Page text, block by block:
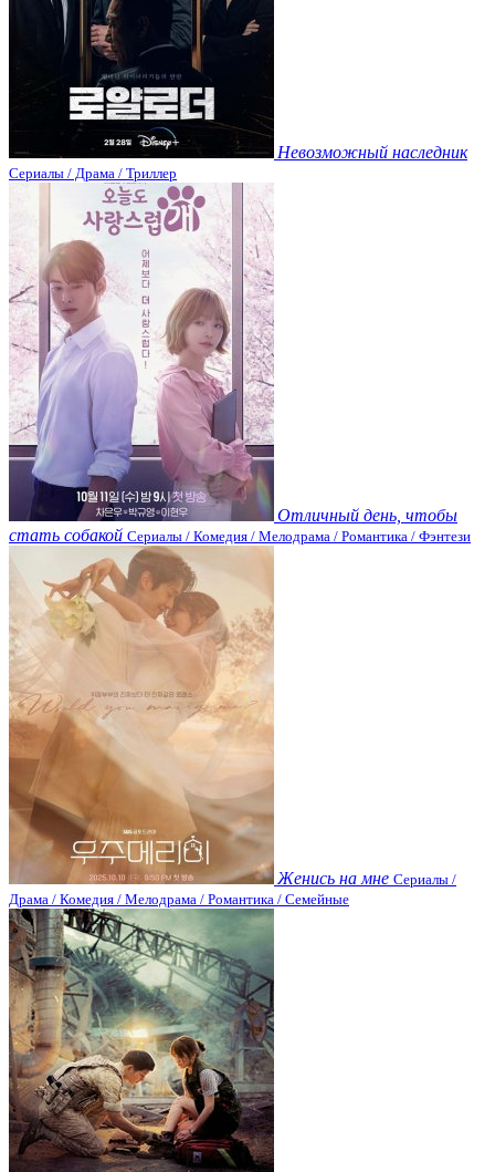
Невозможный наследник
Сериалы / Драма / Триллер
Отличный день, чтобы
стать собакой Сериалы / Комедия / Мелодрама / Романтика / Фэнтези
Женись на мне Сериалы /
Драма / Комедия / Мелодрама / Романтика / Семейные